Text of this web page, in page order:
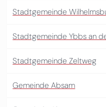
Stadtgemeinde
Stadtgemeinde Ybbs an
Stadtgemeinde Zeltweg
Gemeinde Absam